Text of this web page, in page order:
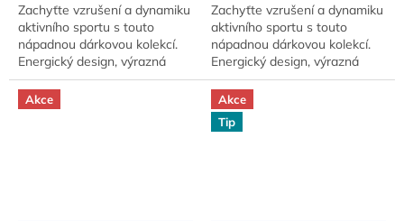
Zachyťte vzrušení a dynamiku
aktivního sportu s touto
nápadnou dárkovou kolekcí.
Energický design, výrazná
typografie a dramatická
paleta kobaltu, limetky a
pomeranče,...
Zachyťte vzrušení a dynamiku
aktivního sportu s touto
nápadnou dárkovou kolekcí.
Energický design, výrazná
typografie a dramatická
paleta kobaltu, limetky a
pomeranče,...
Akce
Akce
Tip